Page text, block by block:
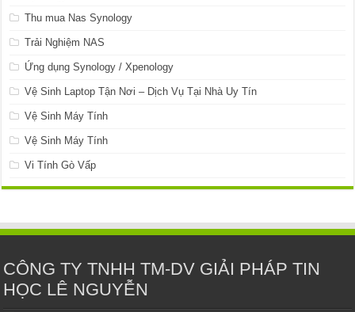
Thu mua Nas Synology
Trải Nghiệm NAS
Ứng dụng Synology / Xpenology
Vệ Sinh Laptop Tận Nơi – Dịch Vụ Tại Nhà Uy Tín
Vệ Sinh Máy Tính
Vệ Sinh Máy Tính
Vi Tính Gò Vấp
CÔNG TY TNHH TM-DV GIẢI PHÁP TIN
HỌC LÊ NGUYỄN